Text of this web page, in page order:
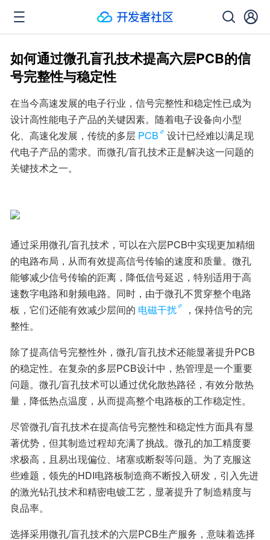
如何通过微孔盲孔技术提高六层PCB的信
号完整性与稳定性
在当今高速发展的电子行业，信号完整性和稳定性已成为
设计高性能电子产品的关键因素。随着电子设备向小型
化、高速化发展，传统的多层 PCB
设计已经难以满足现
代电子产品的需求。而微孔/盲孔技术正是解决这一问题的
关键技术之一。
通过采用微孔/盲孔技术，可以在六层PCB中实现更加精细
的电路布局，从而有效提高信号传输的速度和质量。微孔
能够减少信号传输的距离，降低信号延迟，特别适用于高
速数字电路和射频电路。同时，由于微孔不贯穿整个电路
板，它们还能有效减少层间的 电磁干扰
，保持信号的完
整性。
除了提高信号完整性外，微孔/盲孔技术还能显著提升PCB
的稳定性。在复杂的多层PCB设计中，热管理是一个重要
问题。微孔/盲孔技术可以通过优化散热路径，有效分散热
量，降低热点温度，从而提高整个电路板的工作稳定性。
尽管微孔/盲孔技术在提高信号完整性和稳定性方面具有显
著优势，但其制造过程却充满了挑战。微孔的加工精度要
求极高，且易出现偏位、堵塞或断裂等问题。为了克服这
些难题，领先的HDI电路板制造商不断投入研发，引入先进
的激光钻孔技术和精密电镀工艺，显著提升了制造精度与
良品率。
选择采用微孔/盲孔技术的六层PCB生产服务，意味着选择